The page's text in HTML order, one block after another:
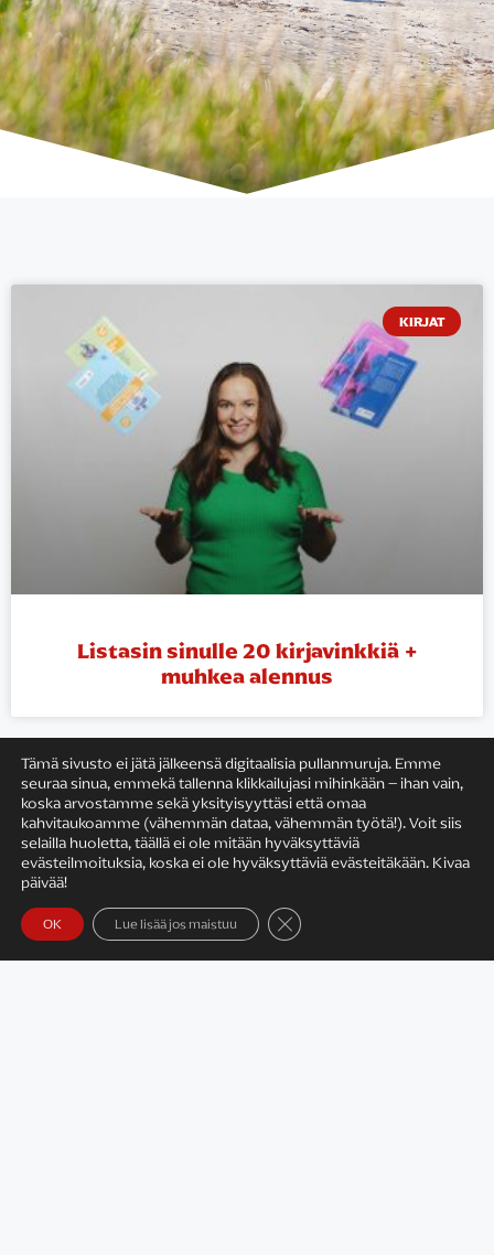
KIRJAT
Listasin sinulle 20 kirjavinkkiä +
muhkea alennus
KIRJAILIJAN TYÖ
Tämä sivusto ei jätä jälkeensä digitaalisia pullanmuruja. Emme
seuraa sinua, emmekä tallenna klikkailujasi mihinkään – ihan vain,
koska arvostamme sekä yksityisyyttäsi että omaa
kahvitaukoamme (vähemmän dataa, vähemmän työtä!). Voit siis
selailla huoletta, täällä ei ole mitään hyväksyttäviä
evästeilmoituksia, koska ei ole hyväksyttäviä evästeitäkään. Kivaa
päivää!
OK Lue lisää jos maistuu Sulje evästebanneri